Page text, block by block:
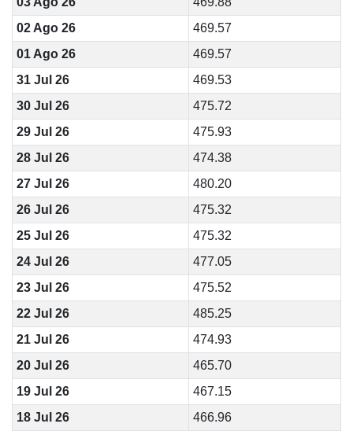
02 Ago 26
469.57
01 Ago 26
469.57
31 Jul 26
469.53
30 Jul 26
475.72
29 Jul 26
475.93
28 Jul 26
474.38
27 Jul 26
480.20
26 Jul 26
475.32
25 Jul 26
475.32
24 Jul 26
477.05
23 Jul 26
475.52
22 Jul 26
485.25
21 Jul 26
474.93
20 Jul 26
465.70
19 Jul 26
467.15
18 Jul 26
466.96